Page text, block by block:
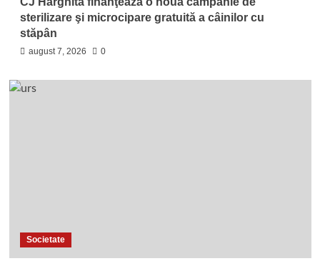
sterilizare şi microcipare gratuită a câinilor cu
stăpân
august 7, 2026 0
Societate